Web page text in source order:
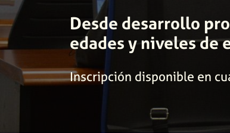
Desde desarrollo
edades y niveles de
Inscripción disponible en